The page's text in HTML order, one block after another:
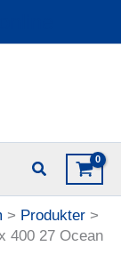
Produkter
400 27 Ocean